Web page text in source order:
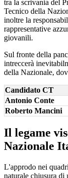
tra la scrivania del
Tecnico della
inoltre la
rappresentative
giovanili.
Sul fronte della
intreccerà
della Nazionale,
Candidato CT
Antonio Conte
Roberto Mancini
Il legame
Nazionale
L'approdo nei
naturale chiusura di